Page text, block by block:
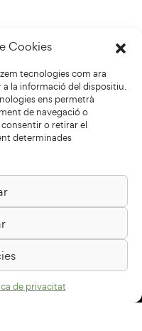
Cookies
tecnologies com ara
la informació del dispositiu.
ens permetrà
de navegació o
o retirar el
determinades
de privacitat